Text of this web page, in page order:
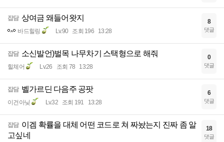
잡담 상여금 왜들어왓지
바드힐링 Lv.90 조회 196 13:28
8
댓글
잡담 소신발언)벌목 나무차기 스택형으로 해줘
힐체어 Lv.26 조회 78 13:28
0
댓글
잡담 벨가르딘 다음주 공팟
이건아닞 Lv.32 조회 191 13:28
6
댓글
잡담 이겜 확률을 대체 어떤 코드로 쳐 짜놨는지 진짜 좀 알
고싶네
18
댓글